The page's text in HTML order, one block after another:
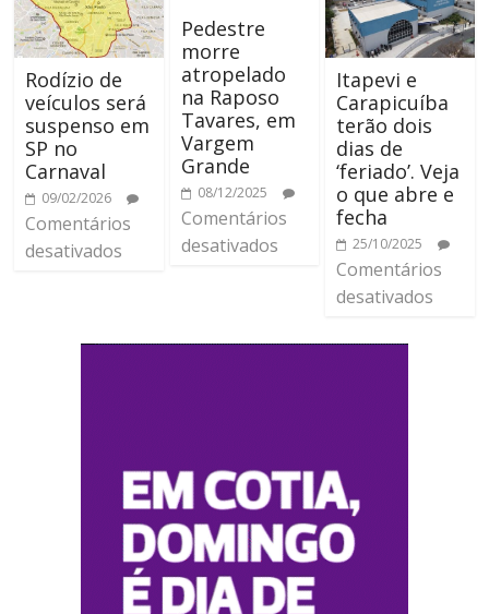
Rodízio de
veículos será
suspenso em
SP no
Carnaval
09/02/2026
Comentários
desativados
Pedestre
morre
atropelado
na Raposo
Tavares, em
Vargem
Grande
08/12/2025
Comentários
desativados
Itapevi e
Carapicuíba
terão dois
dias de
‘feriado’. Veja
o que abre e
fecha
25/10/2025
Comentários
desativados